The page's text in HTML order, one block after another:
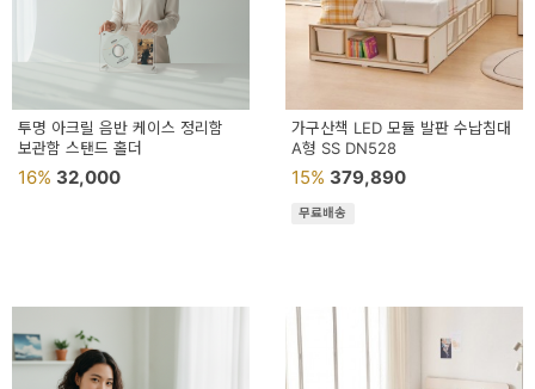
투명 아크릴 음반 케이스 정리함
보관함 스탠드 홀더
16% 32,000
가구산책 LED 모듈 발판 수납침대
A형 SS DN528
15% 379,890
무료배송